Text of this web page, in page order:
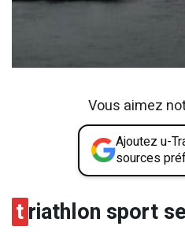
Vous aimez
Ajoutez u-
sources
triathlon sport